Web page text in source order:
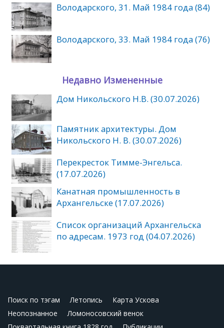
Володарского, 31. Май 1984 года (84)
Володарского, 33. Май 1984 года (76)
Недавно Измененные
Дом Никольского Н.В. (30.07.2026)
Памятник архитектуры. Дом
Никольского Н. В. (30.07.2026)
Перекресток Тимме-Энгельса.
(17.07.2026)
Канатная промышленность в
Архангельске (17.07.2026)
Список организаций Архангельска
по адресам. 1973 год (04.07.2026)
Поиск по тэгам Летопись
Карта Ускова
Неопознанное
Ломоносовский венок